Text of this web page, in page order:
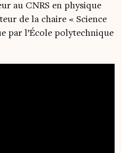
au CNRS en phy­sique
de la chaire « Science
par l’École poly­tech­nique